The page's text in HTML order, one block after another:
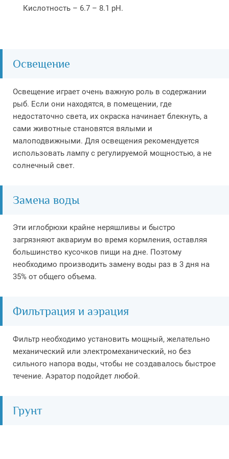
Кислотность – 6.7 – 8.1 pH.
Освещение
Освещение играет очень важную роль в содержании
рыб. Если они находятся, в помещении, где
недостаточно света, их окраска начинает блекнуть, а
сами животные становятся вялыми и
малоподвижными. Для освещения рекомендуется
использовать лампу с регулируемой мощностью, а не
солнечный свет.
Замена воды
Эти иглобрюхи крайне неряшливы и быстро
загрязняют аквариум во время кормления, оставляя
большинство кусочков пищи на дне. Поэтому
необходимо производить замену воды раз в 3 дня на
35% от общего объема.
Фильтрация и аэрация
Фильтр необходимо установить мощный, желательно
механический или электромеханический, но без
сильного напора воды, чтобы не создавалось быстрое
течение. Аэратор подойдет любой.
Грунт